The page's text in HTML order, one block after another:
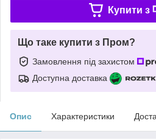
Купити з
Що таке купити з Пром?
Замовлення під захистом
Доступна доставка
Опис Характеристики